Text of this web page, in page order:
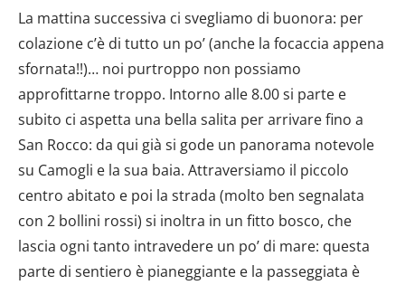
La mattina successiva ci svegliamo di buonora: per
colazione c’è di tutto un po’ (anche la focaccia appena
sfornata!!)… noi purtroppo non possiamo
approfittarne troppo. Intorno alle 8.00 si parte e
subito ci aspetta una bella salita per arrivare fino a
San Rocco: da qui già si gode un panorama notevole
su Camogli e la sua baia. Attraversiamo il piccolo
centro abitato e poi la strada (molto ben segnalata
con 2 bollini rossi) si inoltra in un fitto bosco, che
lascia ogni tanto intravedere un po’ di mare: questa
parte di sentiero è pianeggiante e la passeggiata è